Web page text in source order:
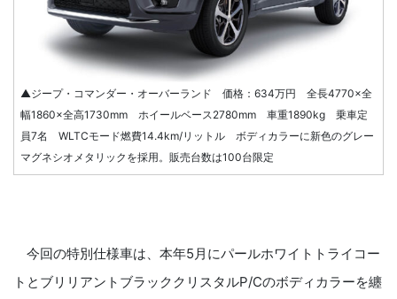
▲ジープ・コマンダー・オーバーランド 価格：634万円 全長4770×全
幅1860×全高1730mm ホイールベース2780mm 車重1890kg 乗車定
員7名 WLTCモード燃費14.4km/リットル ボディカラーに新色のグレー
マグネシオメタリックを採用。販売台数は100台限定
今回の特別仕様車は、本年5月にパールホワイトトライコー
トとブリリアントブラッククリスタルP/Cのボディカラーを纏